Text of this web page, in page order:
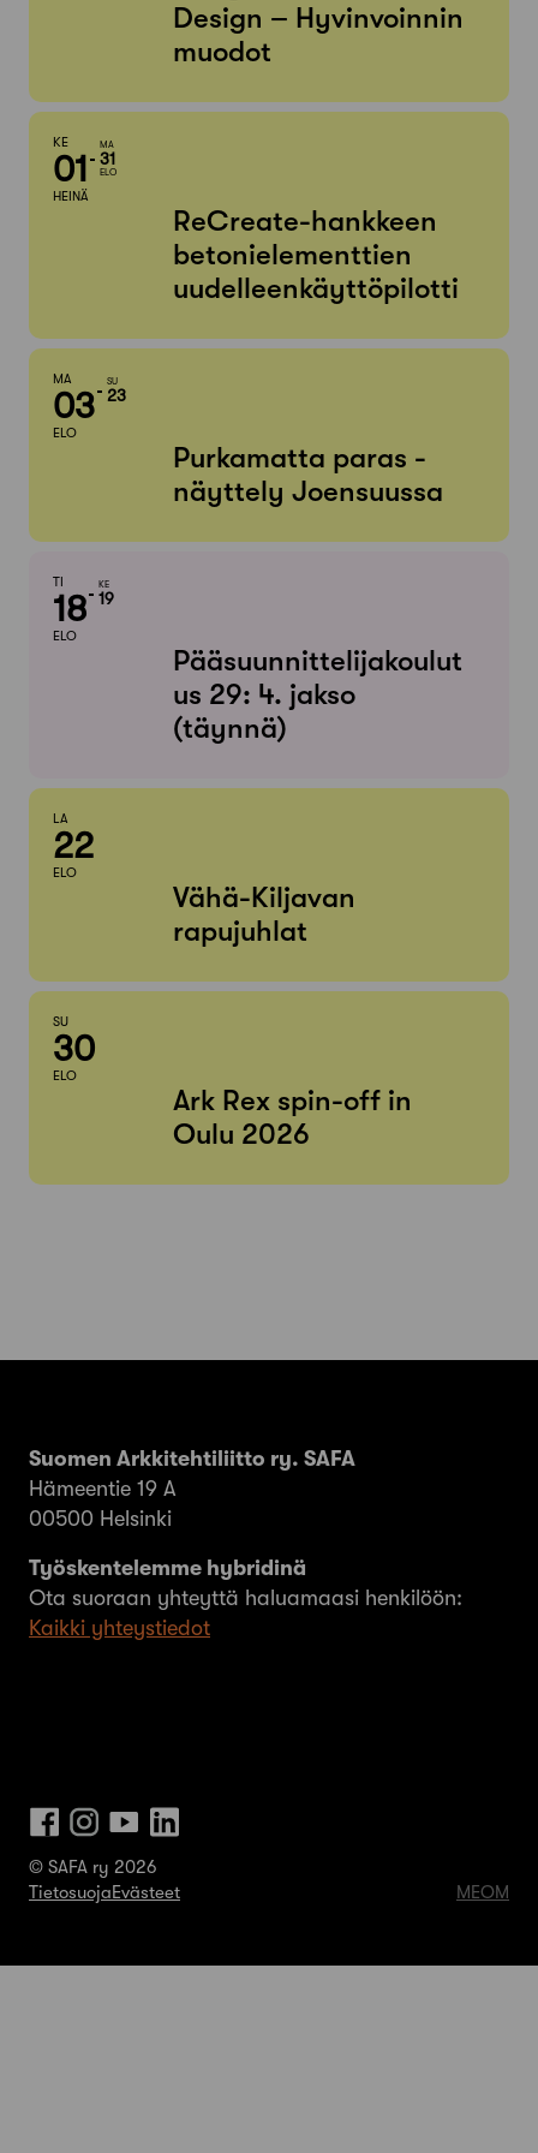
Design – Hyvinvoinnin
muodot
KE
01
HEINÄ
MA
31
ELO
ReCreate-hankkeen
betonielementtien
uudelleenkäyttöpilotti
MA
03
ELO
SU
23
Purkamatta paras -
näyttely Joensuussa
TI
18
ELO
KE
19
Pääsuunnittelijakoulut
us 29: 4. jakso
(täynnä)
LA
22
ELO
Vähä-Kiljavan
rapujuhlat
SU
30
ELO
Ark Rex spin-off in
Oulu 2026
Suomen Arkkitehtiliitto ry. SAFA
Hämeentie 19 A
00500 Helsinki
Työskentelemme hybridinä
Ota suoraan yhteyttä haluamaasi henkilöön:
Kaikki yhteystiedot
© SAFA ry 2026
TietosuojaEvästeet MEOM